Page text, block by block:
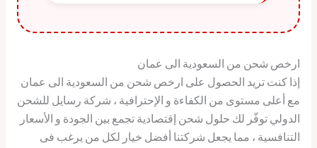
ارخص شحن من السعودية الى عمان
إذا كنت تريد الحصول على ارخص شحن من السعودية الى عمان
مع أعلى مستوى من الكفاءة و الإحترافية ، شركة رسايل للشحن
الدولي توفّر لك حلول شحن إقتصادية تجمع بين الجودة و الأسعار
التنافسية ، مما يجعل شركتنا أفضل خيار لكل من يرغب فى